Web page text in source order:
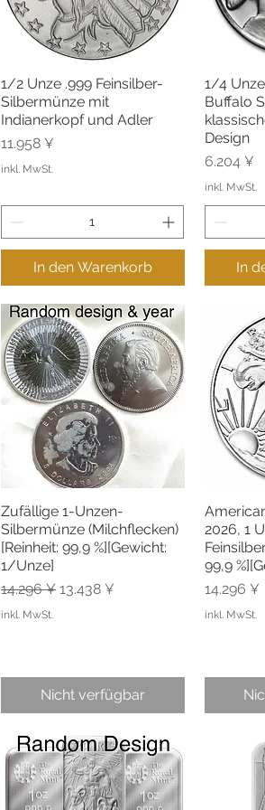
Schnellansicht
1/2 Unze .999 Feinsilber-
Silbermünze mit
Indianerkopf und Adler
Preis
11.958 ¥
inkl. MwSt.
In den Warenkorb
1/4
Buffalo
Design
Preis
6.204 ¥
inkl. MwSt.
In
Schnellansicht
Zufällige 1-Unzen-
Silbermünze (Milchflecken)
[Reinheit: 99,9 %][Gewicht:
1/Unze]
Standardpreis
14.296 ¥ Sale-Preis
13.438 ¥
inkl. MwSt.
Nicht verfügbar
2026, 1
99,9
Preis
14.296 ¥
inkl. MwSt.